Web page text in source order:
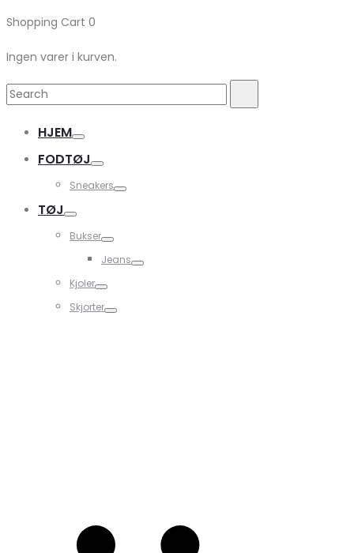
Shopping Cart 0
Ingen varer i kurven.
Search
HJEM
FODTØJ
Sneakers
TØJ
Bukser
Jeans
Kjoler
Skjorter